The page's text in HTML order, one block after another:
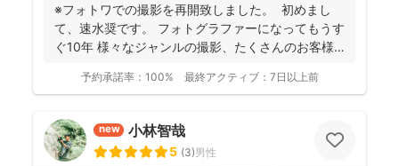
※フォトワでの撮影を再開致しました。 初めまし
て、速水奨です。 フォトグラファーになってもうす
ぐ10年 様々なジャンルの撮影、たくさんのお客様
予約承諾率： 100% 最終アクティブ： 7日以上前
new 小林智哉
5 (3)男性